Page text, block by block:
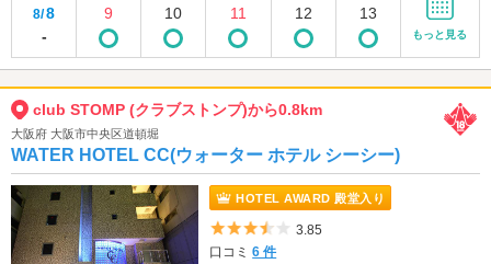
8/8
-
9 10 11 12 13
もっと見る
club STOMP (クラブストンプ)から0.8km
大阪府 大阪市中央区道頓堀
WATER HOTEL CC(ウォーター ホテル シーシー)
HOTEL AWARD 殿堂入り
5つ星のうち3.5
3.85
口コミ6 件